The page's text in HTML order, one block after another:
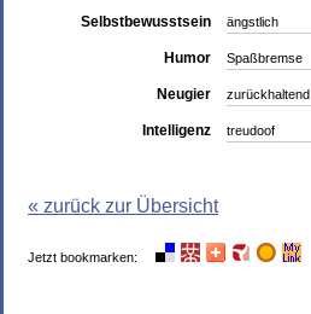
Selbstbewusstsein ängstlich
Humor Spaßbremse
Neugier zurückhaltend
Intelligenz treudoof
« zurück zur Übersicht
Jetzt bookmarken: